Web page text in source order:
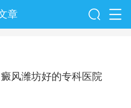
章
风潍坊好的专科医院